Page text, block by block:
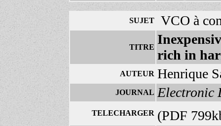
SUJET VCO à
TITRE
rich in
AUTEUR Henrique
JOURNAL Electronic
TELECHARGER (PDF